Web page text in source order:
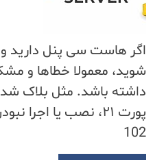
شوید، معمولا خطاها و
102